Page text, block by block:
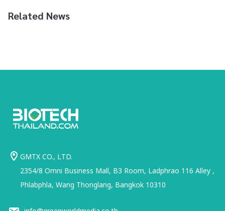
Related News
GMTX CO., LTD.
2354/8 Omni Business Mall, B3 Room, Ladphrao 116 Alley ,
Phlabphla, Wang Thonglang, Bangkok 10310